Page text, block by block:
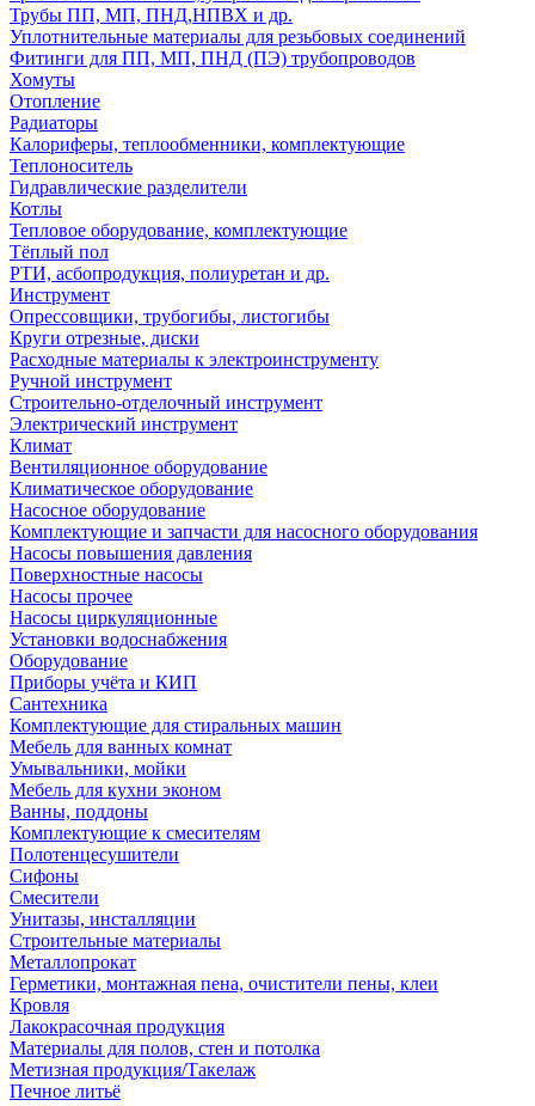
Трубы ПП, МП, ПНД,НПВХ и др.
Уплотнительные материалы для резьбовых соединений
Фитинги для ПП, МП, ПНД (ПЭ) трубопроводов
Хомуты
Отопление
Радиаторы
Калориферы, теплообменники, комплектующие
Теплоноситель
Гидравлические разделители
Котлы
Тепловое оборудование, комплектующие
Тёплый пол
РТИ, асбопродукция, полиуретан и др.
Инструмент
Опрессовщики, трубогибы, листогибы
Круги отрезные, диски
Расходные материалы к электроинструменту
Ручной инструмент
Строительно-отделочный инструмент
Электрический инструмент
Климат
Вентиляционное оборудование
Климатическое оборудование
Насосное оборудование
Комплектующие и запчасти для насосного оборудования
Насосы повышения давления
Поверхностные насосы
Насосы прочее
Насосы циркуляционные
Установки водоснабжения
Оборудование
Приборы учёта и КИП
Сантехника
Комплектующие для стиральных машин
Мебель для ванных комнат
Умывальники, мойки
Мебель для кухни эконом
Ванны, поддоны
Комплектующие к смесителям
Полотенцесушители
Сифоны
Смесители
Унитазы, инсталляции
Строительные материалы
Металлопрокат
Герметики, монтажная пена, очистители пены, клеи
Кровля
Лакокрасочная продукция
Материалы для полов, стен и потолка
Метизная продукция/Такелаж
Печное литьё